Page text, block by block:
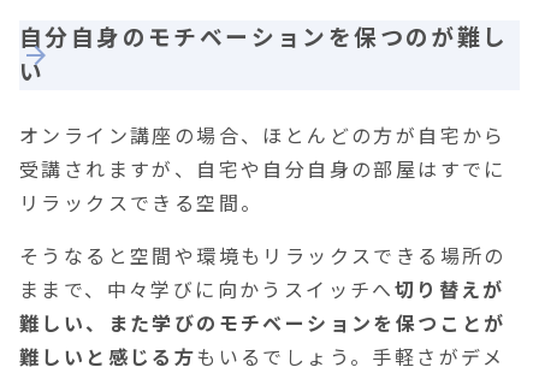
自分自身のモチベーションを保つのが難し
い
オンライン講座の場合、ほとんどの方が自宅から
受講されますが、自宅や自分自身の部屋はすでに
リラックスできる空間。
そうなると空間や環境もリラックスできる場所の
ままで、中々学びに向かうスイッチへ 切り替えが
難しい、また学びのモチベーションを保つことが
難しいと感じる方もいるでしょう。手軽さがデメ